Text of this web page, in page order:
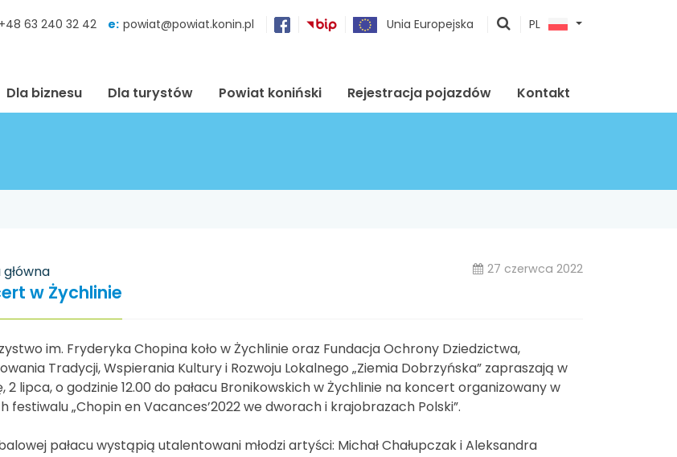
+48 63 240 32 42 e: powiat@powiat.konin.pl Unia Europejska
pokaż
PL
Dla biznesu Dla turystów Powiat koniński Rejestracja pojazdów Kontakt
27 czerwca 2022
w Żychlinie
im. Fryderyka Chopina koło w Żychlinie oraz Fundacja Ochrony Dziedzictwa,
Tradycji, Wspierania Kultury i Rozwoju Lokalnego „Ziemia Dobrzyńska” zapraszają w
2 lipca, o godzinie 12.00 do pałacu Bronikowskich w Żychlinie na koncert organizowany w
festiwalu „Chopin en Vacances’2022 we dworach i krajobrazach Polski”.
pałacu wystąpią utalentowani młodzi artyści: Michał Chałupczak i Aleksandra